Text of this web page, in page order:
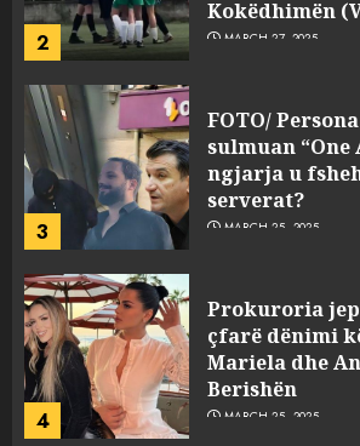
2
Kokëdhimën
MARCH 27, 2025
3
FOTO/
sulmuan “One
ngjarja u
serverat?
MARCH 25, 2025
4
Prokuroria
çfarë dënimi
Mariela dhe
Berishën
MARCH 25, 2025